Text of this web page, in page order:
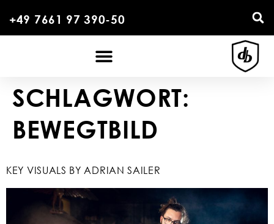
+49 7661 97 390-50
SCHLAGWORT:
BEWEGTBILD
KEY VISUALS BY ADRIAN SAILER